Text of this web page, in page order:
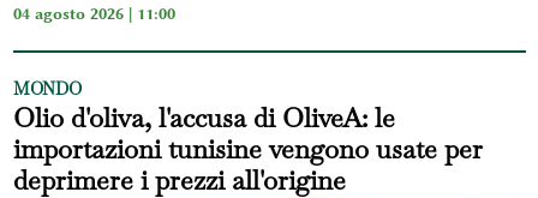
04 agosto 2026 | 11:00
MONDO
Olio d'oliva, l'accusa di OliveA: le
importazioni tunisine vengono usate per
deprimere i prezzi all'origine